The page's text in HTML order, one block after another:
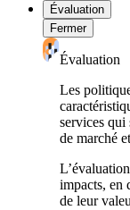
Évaluation
Fermer
Évaluation
Les
services qui
de marché
impacts, en
de leur